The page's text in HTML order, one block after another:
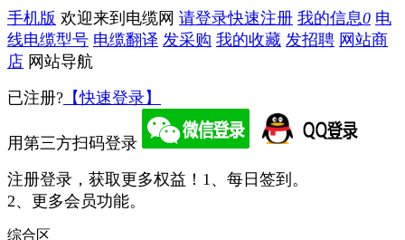
手机版 欢迎来到电缆网 请登录快速注册 我的信息0 电
线电缆型号 电缆翻译 发采购 我的收藏 发招聘 网站商
店 网站导航
已注册? 【快速登录】
用第三方扫码登录
注册登录，获取更多权益！ 1、每日签到。
2、更多会员功能。
综合区